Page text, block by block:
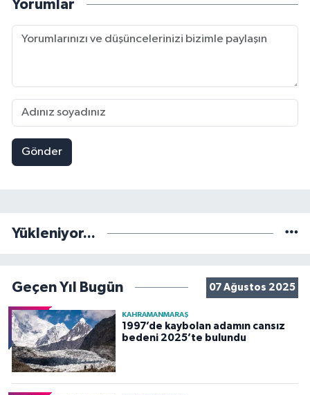
Yorumlar
Gönder
Yükleniyor...
Geçen Yıl Bugün 07 Ağustos 2025
KAHRAMANMARAŞ
1997’de kaybolan adamın cansız
bedeni 2025’te bulundu